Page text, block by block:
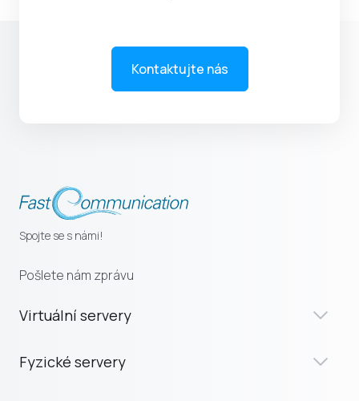
Kontaktujte nás
Spojte se s námi!
Pošlete nám zprávu
Virtuální servery
Fyzické servery